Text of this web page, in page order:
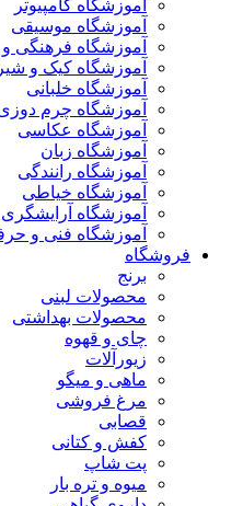
آموزشگاه کامپیوتر
آموزشگاه موسیقی
آموزشگاه فرهنگی و
آموزشگاه کیک و
آموزشگاه خلبانی
آموزشگاه چرم دوزی
آموزشگاه عکاسی
آموزشگاه زبان
آموزشگاه رانندگی
آموزشگاه خیاطی
آموزشگاه آرایشگری
آموزشگاه فنی و
فروشگاه
برنج
محصولات لبنی
محصولات بهداشتی
چای و قهوه
زیورآلات
ماهی و میگو
مرغ فروشی
قصابی
کفش و کتانی
پت شاپ
میوه و تره بار